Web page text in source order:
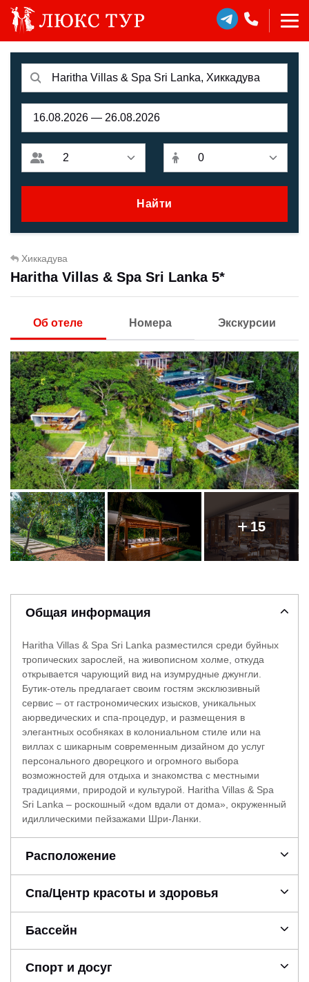
Найти
Хиккадува
Haritha Villas & Spa Sri Lanka 5*
Об отеле Номера Экскурсии
15
Общая информация
Haritha Villas & Spa Sri Lanka разместился среди буйных
тропических зарослей, на живописном холме, откуда
открывается чарующий вид на изумрудные джунгли.
Бутик-отель предлагает своим гостям эксклюзивный
сервис – от гастрономических изысков, уникальных
аюрведических и спа-процедур, и размещения в
элегантных особняках в колониальном стиле или на
виллах с шикарным современным дизайном до услуг
персонального дворецкого и огромного выбора
возможностей для отдыха и знакомства с местными
традициями, природой и культурой. Haritha Villas & Spa
Sri Lanka – роскошный «дом вдали от дома», окруженный
идиллическими пейзажами Шри-Ланки.
Расположение
Спа/Центр красоты и здоровья
Бассейн
Спорт и досуг